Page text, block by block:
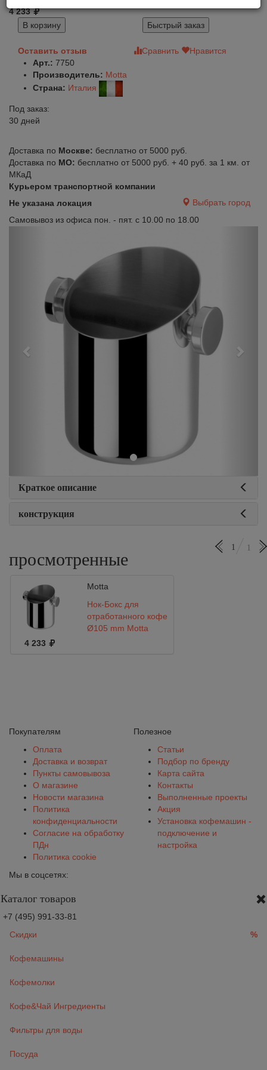
4 233
В корзину
Быстрый заказ
Оставить отзыв Сравнить
Нравится
Арт.: 7750
Производитель: Motta
Страна: Италия
Под заказ:
30 дней
Доставка по Москве: бесплатно от 5000 руб.
Доставка по МО: бесплатно от 5000 руб. + 40 руб. за 1 км. от
МКаД
Курьером транспортной компании
Не указана локация
Выбрать город
Самовывоз из офиса пон. - пят. с 10.00 по 18.00
Краткое описание
конструкция
просмотренные
1 1
Motta
Нок-Бокс для
отработанного кофе
Ø105 mm Motta
4 233
Покупателям
Оплата
Доставка и возврат
Пункты самовывоза
О магазине
Новости магазина
Политика
конфиденциальности
Согласие на обработку
ПДн
Политика cookie
Полезное
Статьи
Подбор по бренду
Карта сайта
Контакты
Выполненные проекты
Акция
Установка кофемашин -
подключение и
настройка
Мы в соцсетях:
Каталог товаров
+7 (495) 991-33-81
Скидки
%
Кофемашины
Кофемолки
Кофе&Чай Ингредиенты
Фильтры для воды
Посуда